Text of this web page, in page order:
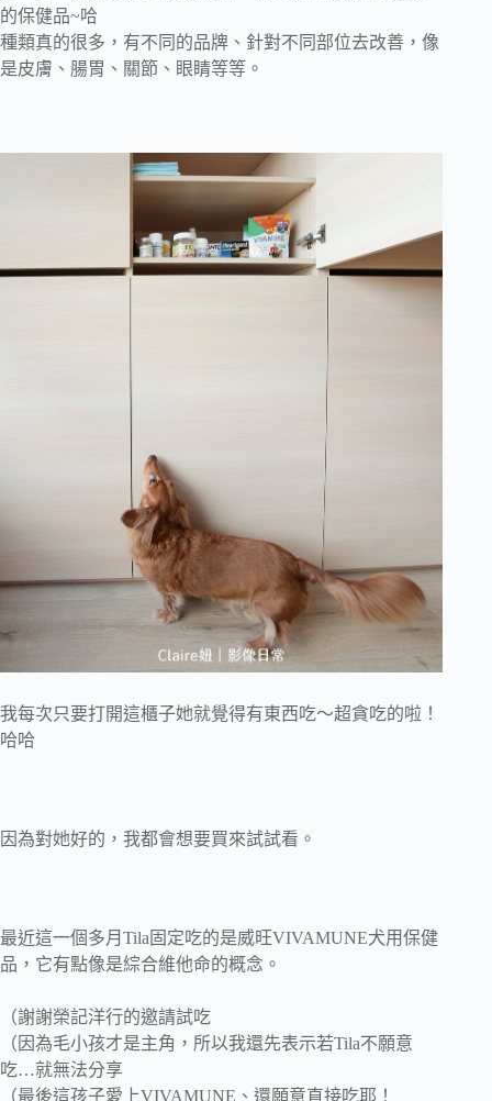
的保健品~哈
種類真的很多，有不同的品牌、針對不同部位去改善，像
是皮膚、腸胃、關節、眼睛等等。
我每次只要打開這櫃子她就覺得有東西吃～超貪吃的啦！
哈哈
因為對她好的，我都會想要買來試試看。
最近這一個多月Tila固定吃的是威旺VIVAMUNE犬用保健
品，它有點像是綜合維他命的概念。
（謝謝榮記洋行的邀請試吃
（因為毛小孩才是主角，所以我還先表示若Tila不願意
吃…就無法分享
（最後這孩子愛上VIVAMUNE、還願意直接吃耶！